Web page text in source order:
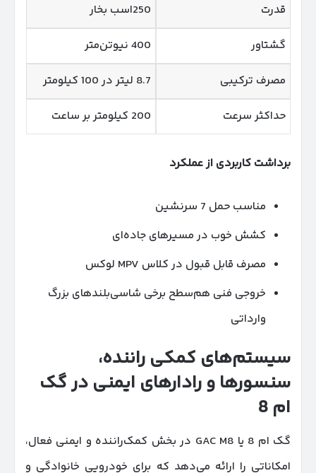
قدرت
250اسب بخار
گشتاور
400 نیوتن‌متر
مصرف ترکیبی
8.7 لیتر در 100 کیلومتر
حداکثر سرعت
200 کیلومتر بر ساعت
برداشت کاربردی از عملکرد
مناسب حمل 7 سرنشین
کشش خوب در مسیرهای جاده‌ای
مصرف قابل قبول در کلاس MPV لوکس
خروجی فنی هم‌سطح برخی شاسی‌بلندهای بزرگ
وارداتی
سیستم‌های کمکی راننده،
سنسورها و رادارهای ایمنی در گک
ام 8
گک ام 8 یا GAC M8 در بخش کمک‌راننده و ایمنی فعال،
امکاناتی را ارائه می‌دهد که برای خودرویی خانوادگی و